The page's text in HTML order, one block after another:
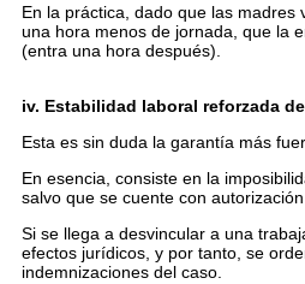
En la práctica, dado que las
una hora menos de jornada, que la
(entra una hora después).
iv. Estabilidad laboral reforzada
Esta es sin duda la garantía más
En esencia, consiste en la
salvo que se cuente con
Si se llega a desvincular a una
efectos jurídicos, y por tanto, se
indemnizaciones del caso.